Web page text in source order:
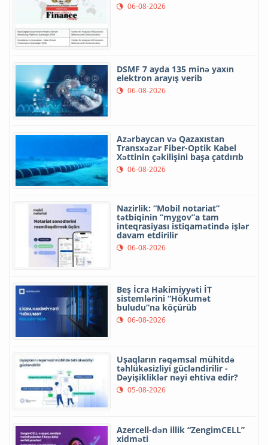
06-08-2026
DSMF 7 ayda 135 minə yaxın
elektron arayış verib
06-08-2026
Azərbaycan və Qazaxıstan
Transxəzər Fiber-Optik Kabel
Xəttinin çəkilişini başa çatdırıb
06-08-2026
Nazirlik: “Mobil notariat”
tətbiqinin “mygov”a tam
inteqrasiyası istiqamətində işlər
davam etdirilir
06-08-2026
Beş İcra Hakimiyyəti İT
sistemlərini “Hökumət
buludu”na köçürüb
06-08-2026
Uşaqların rəqəmsal mühitdə
təhlükəsizliyi gücləndirilir -
Dəyişikliklər nəyi ehtiva edir?
05-08-2026
Azercell-dən illik “ZengimCELL”
xidməti